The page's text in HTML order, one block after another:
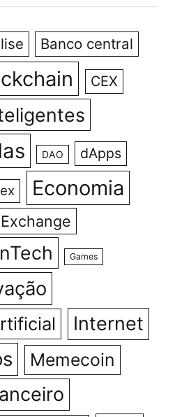
Banco central
CEX
DAO dApps
Economia
Exchange
Games
Internet
Memecoin